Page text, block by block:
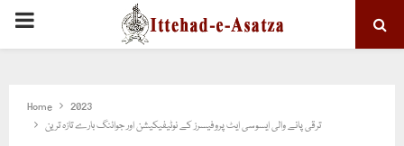
PRIMARY
Home
2023
ترقی پانے والی ایسوسی ایٹ پروفیسرز کے نوٹیفیکیشن اور جوائنگ بارے تازہ ترین